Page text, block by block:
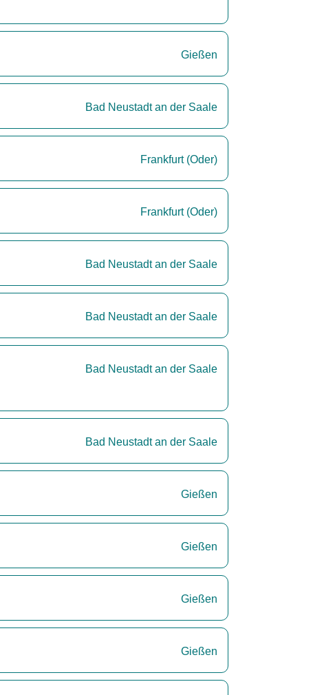
Gießen
Bad Neustadt an der Saale
Frankfurt (Oder)
Frankfurt (Oder)
Bad Neustadt an der Saale
Bad Neustadt an der Saale
Bad Neustadt an der Saale
Bad Neustadt an der Saale
Gießen
Gießen
Gießen
Gießen